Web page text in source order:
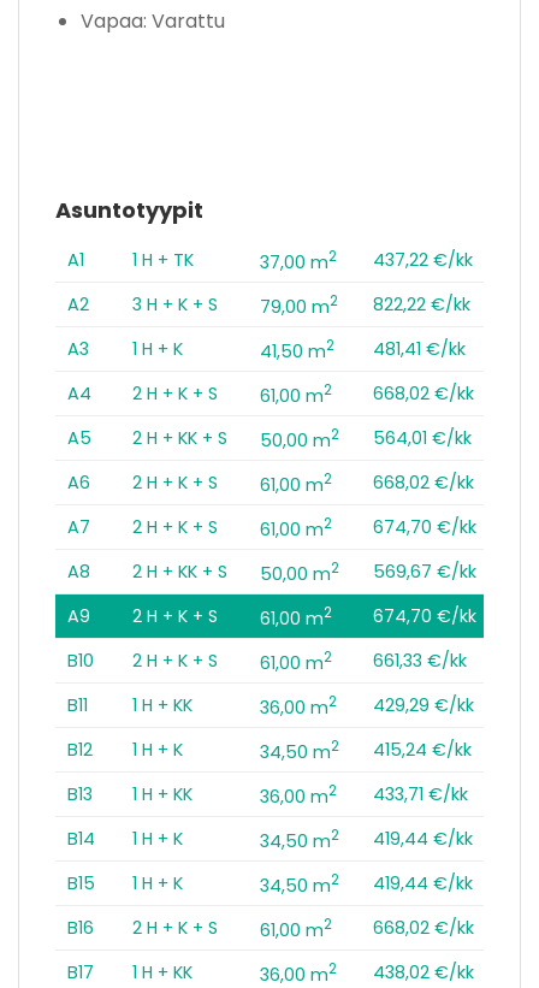
Asuntotyypit
A1 1 H + TK 37,00 m2
437,22 €/kk
A2
3 H + K + S 79,00 m2
822,22 €/kk
A3
1 H + K 41,50 m2
481,41 €/kk
A4
2 H + K + S 61,00 m2
668,02 €/kk
A5
2 H + KK + S 50,00 m2
564,01 €/kk
A6
2 H + K + S 61,00 m2
668,02 €/kk
A7
2 H + K + S 61,00 m2
674,70 €/kk
A8
2 H + KK + S 50,00 m2
569,67 €/kk
A9
2 H + K + S 61,00 m2
674,70 €/kk
B10
2 H + K + S 61,00 m2
661,33 €/kk
B11
1 H + KK 36,00 m2
429,29 €/kk
B12
1 H + K 34,50 m2
415,24 €/kk
B13
1 H + KK 36,00 m2
433,71 €/kk
B14
1 H + K 34,50 m2
419,44 €/kk
B15
1 H + K 34,50 m2
419,44 €/kk
B16
2 H + K + S 61,00 m2
668,02 €/kk
B17
1 H + KK 36,00 m2
438,02 €/kk
Vapaa: Varattu